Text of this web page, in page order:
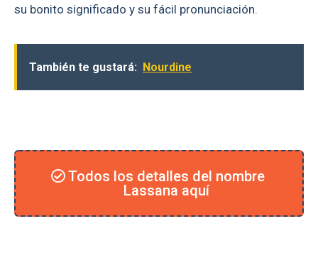
su bonito significado y su fácil pronunciación.
También te gustará: Nourdine
Todos los detalles del nombre
Lassana aquí